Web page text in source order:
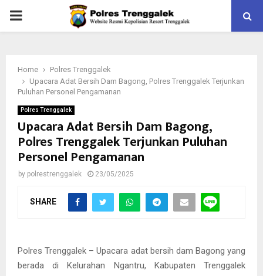
PRIMARY
Home
Polres Trenggalek
Upacara Adat Bersih Dam Bagong, Polres Trenggalek Terjunkan
Puluhan Personel Pengamanan
Polres Trenggalek
Upacara Adat Bersih Dam Bagong,
Polres Trenggalek Terjunkan Puluhan
Personel Pengamanan
by polrestrenggalek 23/05/2025
SHARE
Polres Trenggalek – Upacara adat bersih dam Bagong yang
berada di Kelurahan Ngantru, Kabupaten Trenggalek